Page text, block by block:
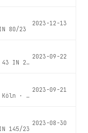
80/23
2023-12-13
43 IN 244/23
2023-09-22
Köln · Az.
2023-09-21
145/23
2023-08-30